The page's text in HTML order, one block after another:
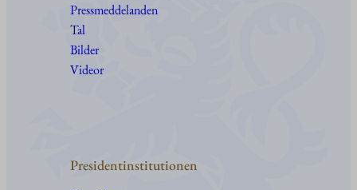
Pressmeddelanden
Tal
Bilder
Videor
Presidentinstitutionen